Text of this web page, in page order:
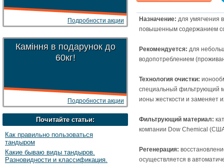
Подробности акции
Каміння в подарунок до
60кг!
Подробности акции
Почитайте статьи:
Как правильно пользоваться
тандыром
Какие бываю виды тандыров.
Разновидности и классификация.
Васустроить?
Указать цену
Назначение: для умягчения
повышенным содержанием
Рекомендуется: для
водопотреблением
Технология очистки:
специальный фильтрующий
ионы жесткости и заменяет
Фильтрующий материал:
компании Dow Chemical
Регенерация:
осуществляется в